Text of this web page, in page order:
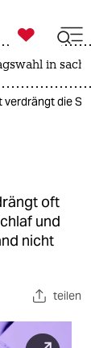

taz zahl ich
in
verdrängt die
oft
und
nicht
teilen